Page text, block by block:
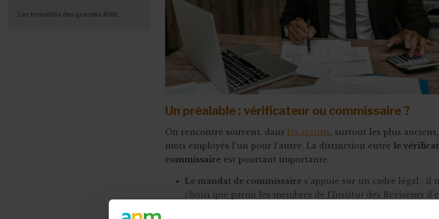
La trésorerie face à une crise
Les modèles de comptes
Les formalités des ASBL "moyennes"
Les formalités des grandes ASBL
Un préalable : vérificateur ou commissaire ?
On rencontre souvent, dans les statuts, surtout les plus
mots employés l’un pour l’autre. La distinction entre le
commissaire est pourtant importante.
Le mandat de commissaire s’appuie sur un cadre légal : il
choisi que parmi les membres de l’Institut des Réviseurs